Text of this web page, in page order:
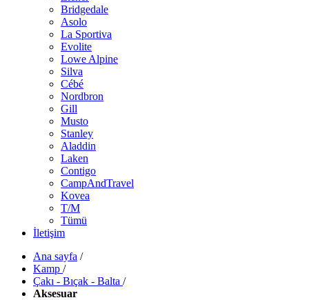
Bridgedale
Asolo
La Sportiva
Evolite
Lowe Alpine
Silva
Cébé
Nordbron
Gill
Musto
Stanley
Aladdin
Laken
Contigo
CampAndTravel
Kovea
T/M
Tümü
İletişim
Ana sayfa /
Kamp /
Çakı - Bıçak - Balta /
Aksesuar